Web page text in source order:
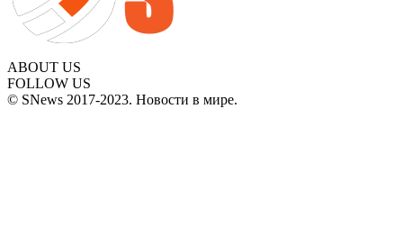
ABOUT US
FOLLOW US
© SNews 2017-2023. Новости в мире.